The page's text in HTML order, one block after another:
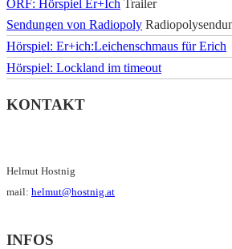
ORF: Hörspiel Er+Ich Trailer
Sendungen von Radiopoly
Hörspiel: Er+ich:Leichenschmaus für Erich
Hörspiel: Lockland im timeout
KONTAKT
Helmut Hostnig
mail: helmut@hostnig.at
INFOS